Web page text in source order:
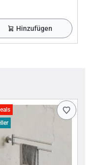
Hinzufügen